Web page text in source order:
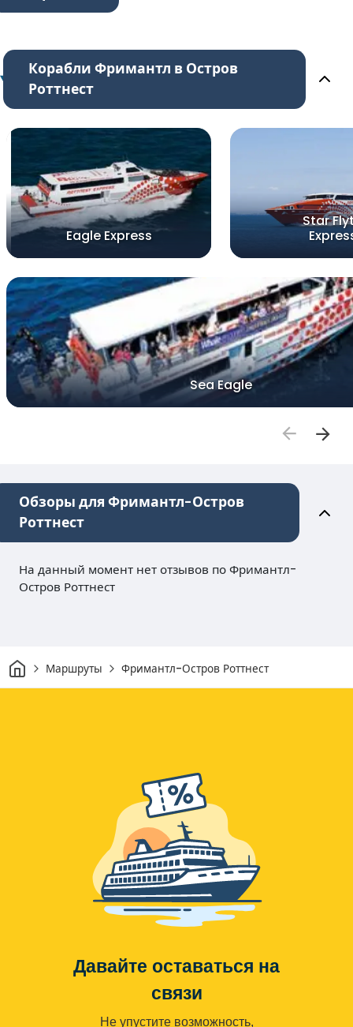
Корабли Фримантл в Остров
Роттнест
Eagle Express
Star
Sea Eagle
Обзоры для Фримантл-Остров
Роттнест
На данный момент нет отзывов по Фримантл-
Остров Роттнест
ДомМаршруты Фримантл-Остров Роттнест
Давайте оставаться на
связи
Не упустите возможность,